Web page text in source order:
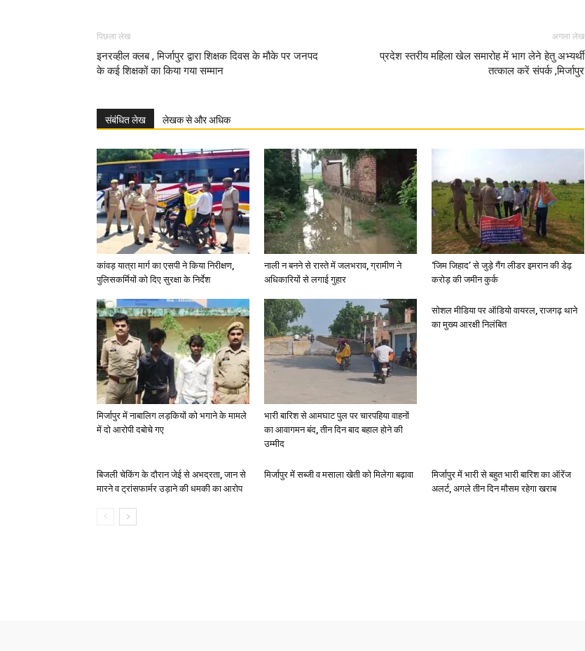
पिछला लेख
इनरव्हील क्लब , मिर्जापुर द्वारा शिक्षक दिवस के मौके पर जनपद
के कई शिक्षकों का किया गया सम्मान
अगला लेख
प्रदेश स्तरीय महिला खेल समारोह में भाग लेने हेतु अभ्यर्थी
तत्काल करें संपर्क ,मिर्जापुर
संबंधित लेख लेखक से और अधिक
कांवड़ यात्रा मार्ग का एसपी ने किया निरीक्षण,
पुलिसकर्मियों को दिए सुरक्षा के निर्देश
नाली न बनने से रास्ते में जलभराव, ग्रामीण ने
अधिकारियों से लगाई गुहार
‘जिम जिहाद’ से जुड़े गैंग लीडर इमरान की डेढ़
करोड़ की जमीन कुर्क
मिर्जापुर में नाबालिग लड़कियों को भगाने के मामले
में दो आरोपी दबोचे गए
भारी बारिश से आमघाट पुल पर चारपहिया वाहनों
का आवागमन बंद, तीन दिन बाद बहाल होने की
उम्मीद
सोशल मीडिया पर ऑडियो वायरल, राजगढ़ थाने
का मुख्य आरक्षी निलंबित
बिजली चेकिंग के दौरान जेई से अभद्रता, जान से
मारने व ट्रांसफार्मर उड़ाने की धमकी का आरोप
मिर्जापुर में सब्जी व मसाला खेती को मिलेगा बढ़ावा
मिर्जापुर में भारी से बहुत भारी बारिश का ऑरेंज
अलर्ट, अगले तीन दिन मौसम रहेगा खराब